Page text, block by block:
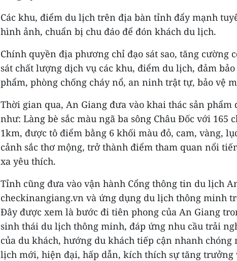
Các khu, điểm du lịch trên địa bàn tỉnh đẩy mạnh
hình ảnh, chuẩn bị chu đáo để đón khách du lịch.
Chính quyền địa phương chỉ đạo sát sao, tăng cường
sát chất lượng dịch vụ các khu, điểm du lịch, đảm
phẩm, phòng chống cháy nổ, an ninh trật tự, bảo vệ
Thời gian qua, An Giang đưa vào khai thác sản phẩm
như: Làng bè sắc màu ngã ba sông Châu Đốc với 165
1km, được tô điểm bằng 6 khối màu đỏ, cam, vàng,
cảnh sắc thơ mộng, trở thành điểm tham quan nổi
xa yêu thích.
Tỉnh cũng đưa vào vận hành Cổng thông tin du lịch
checkinangiang.vn và ứng dụng du lịch thông minh
Đây được xem là bước đi tiên phong của An Giang
sinh thái du lịch thông minh, đáp ứng nhu cầu trải
của du khách, hướng du khách tiếp cận nhanh
lịch mới, hiện đại, hấp dẫn, kích thích sự tăng trưởng